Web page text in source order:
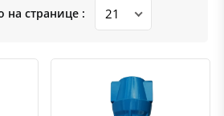
на странице :